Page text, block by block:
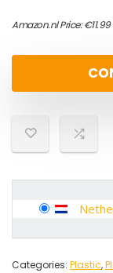
Amazon.nl Price:€11.99
Categories: Plastic,